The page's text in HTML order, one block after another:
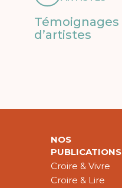
Témoignages
d’artistes
NOS
PUBLICATIONS
Croire & Vivre
Croire & Lire